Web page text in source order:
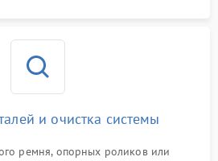
и очистка системы
ремня, опорных роликов или